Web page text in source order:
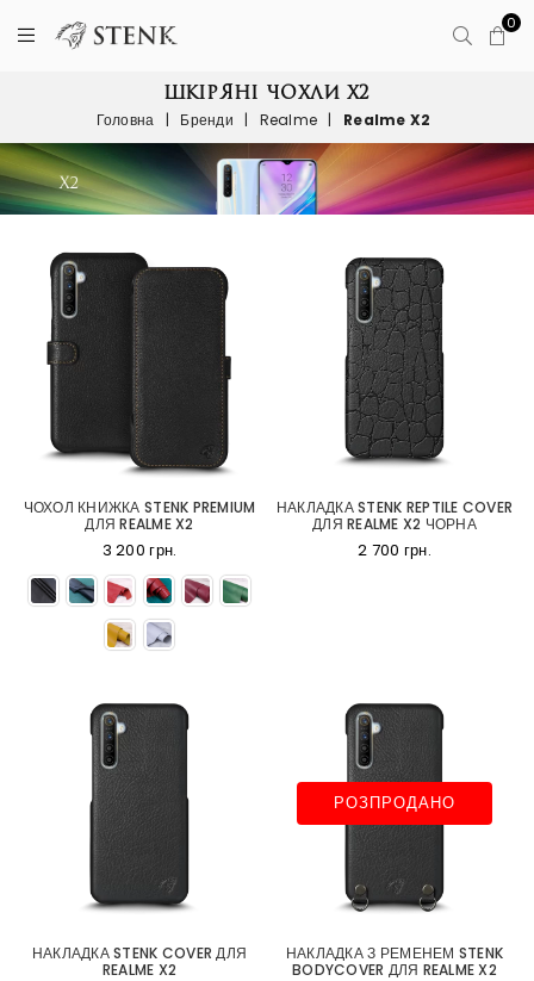
0
ШКІРЯНІ ЧОХЛИ X2
Головна | Бренди | Realme | Realme X2
ЧОХОЛ КНИЖКА STENK PREMIUM
ДЛЯ REALME X2
3 200 грн.
НАКЛАДКА STENK REPTILE COVER
ДЛЯ REALME X2 ЧОРНА
2 700 грн.
НАКЛАДКА STENK COVER ДЛЯ
REALME X2
РОЗПРОДАНО
НАКЛАДКА З РЕМЕНЕМ STENK
BODYCOVER ДЛЯ REALME X2